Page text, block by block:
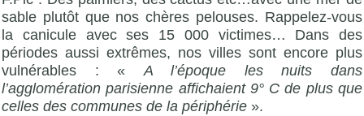
sable plutôt que nos chères pelouses. Rappelez-vous
la canicule avec ses 15 000 victimes… Dans des
périodes aussi extrêmes, nos villes sont encore plus
vulnérables : « A l’époque les nuits dans
l’agglomération parisienne affichaient 9° C de plus que
celles des communes de la périphérie ».